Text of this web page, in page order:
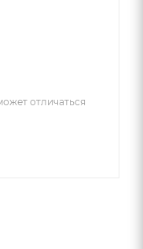
отличаться